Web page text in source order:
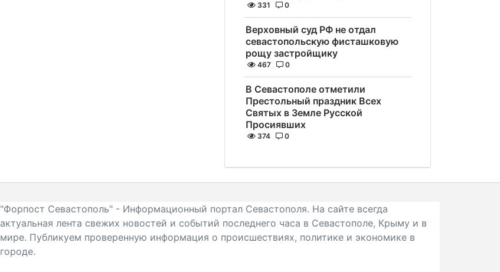
331 0
Верховный суд РФ не отдал
севастопольскую фисташковую
рощу застройщику
467 0
В Севастополе отметили
Престольный праздник Всех
Святых в Земле Русской
Просиявших
374 0
"Форпост Севастополь" - Информационный портал Севастополя. На сайте всегда
актуальная лента свежих новостей и событий последнего часа в Севастополе, Крыму и в
мире. Публикуем проверенную информация о происшествиях, политике и экономике в
городе.